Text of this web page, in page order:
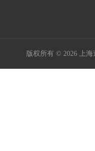
版权所有 © 2026 上